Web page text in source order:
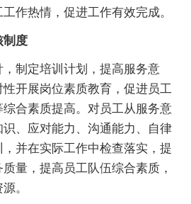
作热情，促进工作有效完成。
度
制定培训计划，提高服务意
开展岗位素质教育，促进员工
合素质提高。对员工从服务意
、应对能力、沟通能力、自律
并在实际工作中检查落实，提
量，提高员工队伍综合素质，
。